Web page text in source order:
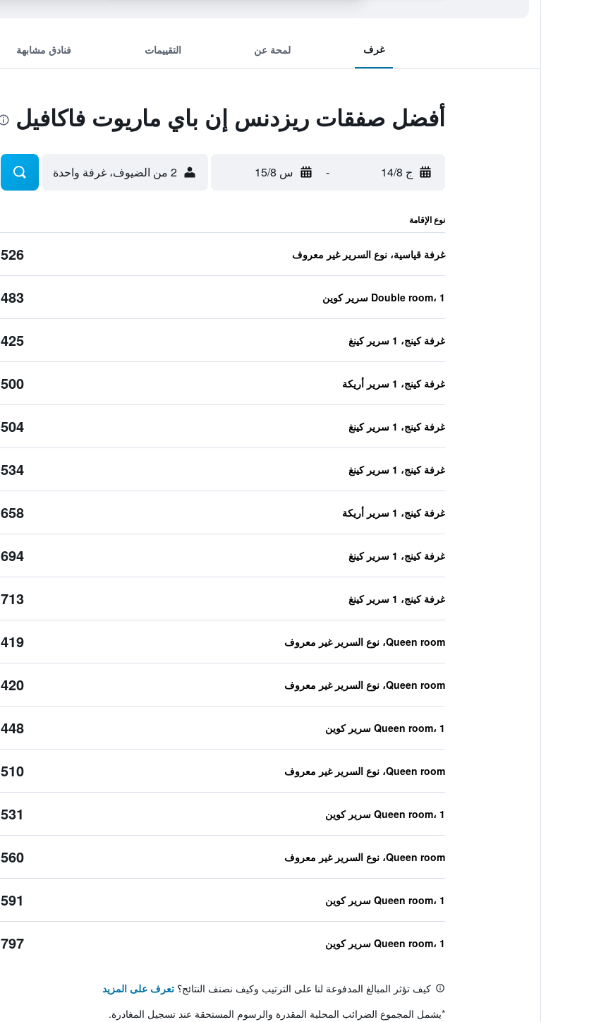
غرف لمحة عن التقييمات فنادق مشابهة
أفضل صفقات ريزدنس إن باي ماريوت فاكافيل
ج 14/8 - س 15/8 2 من الضيوف، غرفة واحدة
نوع الإقامة
غرفة قياسية، نوع السرير غير معروف 526 ﷼
Double room، 1 سرير كوين 483 ﷼
غرفة كينج، 1 سرير كينغ 425 ﷼
غرفة كينج، 1 سرير أريكة 500 ﷼
غرفة كينج، 1 سرير كينغ 504 ﷼
غرفة كينج، 1 سرير كينغ 534 ﷼
غرفة كينج، 1 سرير أريكة 658 ﷼
غرفة كينج، 1 سرير كينغ 694 ﷼
غرفة كينج، 1 سرير كينغ 713 ﷼
Queen room، نوع السرير غير معروف 419 ﷼
Queen room، نوع السرير غير معروف 420 ﷼
Queen room، 1 سرير كوين 448 ﷼
Queen room، نوع السرير غير معروف 510 ﷼
Queen room، 1 سرير كوين 531 ﷼
Queen room، نوع السرير غير معروف 560 ﷼
Queen room، 1 سرير كوين 591 ﷼
Queen room، 1 سرير كوين 797 ﷼
كيف تؤثر المبالغ المدفوعة لنا على الترتيب وكيف نصنف النتائج؟ تعرف على المزيد
*يشمل المجموع الضرائب المحلية المقدرة والرسوم المستحقة عند تسجيل المغادرة.